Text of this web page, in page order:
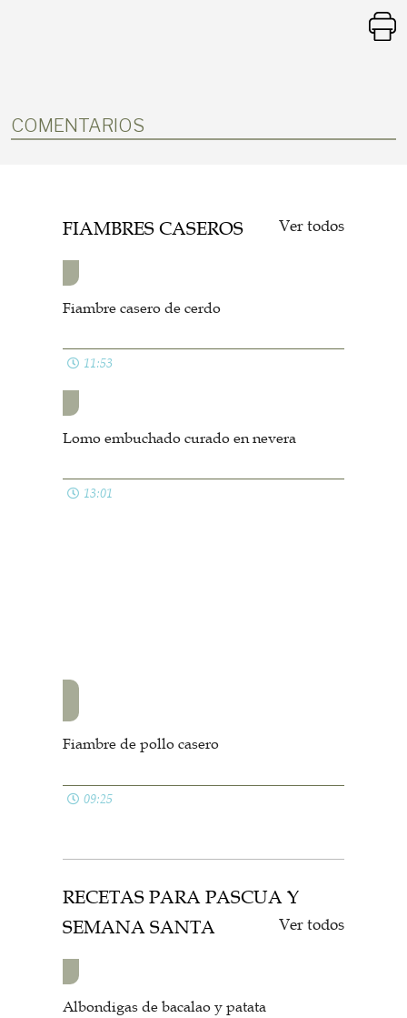
COMENTARIOS
FIAMBRES CASEROS Ver todos
Fiambre casero de cerdo
11:53
Lomo embuchado curado en nevera
13:01
Fiambre de pollo casero
09:25
RECETAS PARA PASCUA Y
SEMANA SANTA
Ver todos
Albondigas de bacalao y patata